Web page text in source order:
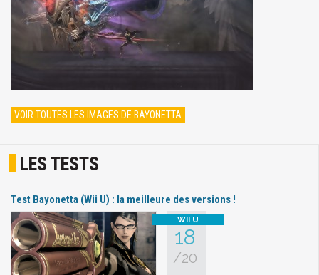
VOIR TOUTES LES IMAGES DE BAYONETTA
LES TESTS
Test Bayonetta (Wii U) : la meilleure des versions !
18
/20